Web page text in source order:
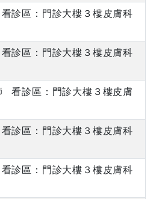
區：門診大樓３樓皮膚科
區：門診大樓３樓皮膚科
診區：門診大樓３樓皮膚
區：門診大樓３樓皮膚科
區：門診大樓３樓皮膚科